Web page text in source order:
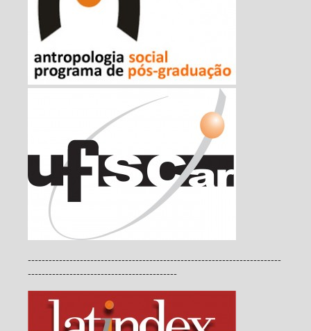
-------------------------------------------------------------------------
-------------------------------------------